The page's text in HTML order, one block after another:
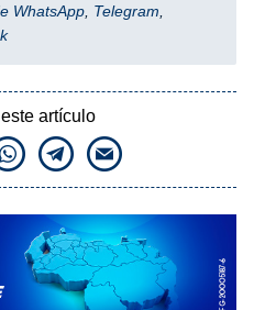
WhatsApp Telegram
artículo